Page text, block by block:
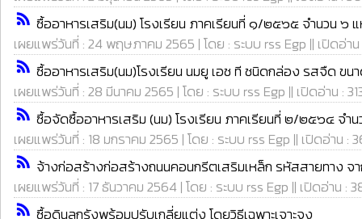
rss_feed ซื้ออาหารเสริม(นม) โรงเรียน ภาคเรียนที่ ๑/๒๕๖๕ จำนวน ๖ แ
เผยแพร่วันที่ : 24 พฤษภาคม 2565 | โดย : ระบบ rss Egp || เปิดอ่าน
rss_feed ซื้ออาหารเสริม(นม)โรงเรียน นมยู เอช ที ชนิดกล่อง รสจืด ข
เผยแพร่วันที่ : 28 มีนาคม 2565 | โดย : ระบบ rss Egp || เปิดอ่าน :
rss_feed ซื้อจัดซื้ออาหารเสริม (นม) โรงเรียน ภาคเรียนที่ ๒/๒๕๖๔ จำน
เผยแพร่วันที่ : 18 มกราคม 2565 | โดย : ระบบ rss Egp || เปิดอ่าน :
rss_feed จ้างก่อสร้างก่อสร้างถนนคอนกรีตเสริมเหล็ก รหัสสายทาง
เผยแพร่วันที่ : 17 ธันวาคม 2564 | โดย : ระบบ rss Egp || เปิดอ่าน :
rss_feed ซื้อดินลูกรังพร้อมปรับเกลี่ยแต่ง โดยวิธีเฉพาะเจาะจง